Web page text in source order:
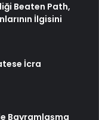
Beaten Path,
İlgisini
İcra
Bayramlaşma